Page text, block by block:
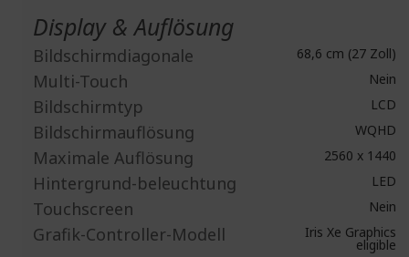
Display & Auflösung
Bildschirmdiagonale 68,6 cm (27 Zoll)
Multi-Touch Nein
Bildschirmtyp LCD
Bildschirmauflösung WQHD
Maximale Auflösung 2560 x 1440
Hintergrund-beleuchtung LED
Touchscreen Nein
Grafik-Controller-Modell Iris Xe Graphics
eligible